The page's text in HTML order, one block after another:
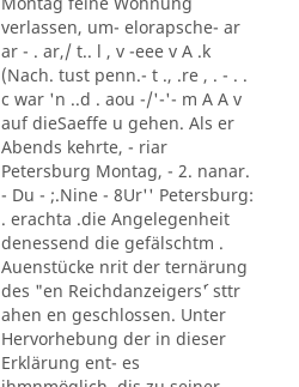
verlassen, um- elorapsche- ar
ar - . ar,/ t.. l , v -eee v A .k
(Nach. tust penn.- t ., .re , . - . .
c war 'n ..d . aou -/'-'- m A A v
auf dieSaeffe u gehen. Als er
Abends kehrte, - riar
Petersburg Montag, - 2. nanar.
- Du - ;.Nine - 8Ur'' Petersburg:
. erachta .die Angelegenheit
denessend die gefälschtm .
Auenstücke nrit der ternärung
des "en Reichdanzeigers´' sttr
ahen en geschlossen. Unter
Hervorhebung der in dieser
Erklärung ent- es